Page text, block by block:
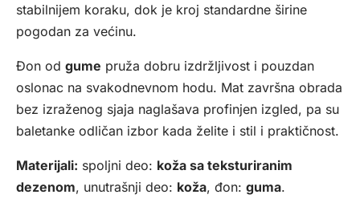
stabilnijem koraku, dok je kroj standardne širine
pogodan za većinu.
Đon od gume pruža dobru izdržljivost i pouzdan
oslonac na svakodnevnom hodu. Mat završna obrada
bez izraženog sjaja naglašava profinjen izgled, pa su
baletanke odličan izbor kada želite i stil i praktičnost.
Materijali: spoljni deo: koža sa teksturiranim
dezenom, unutrašnji deo: koža, đon: guma.